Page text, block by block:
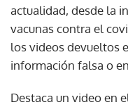
actualidad, desde la
vacunas contra el
los videos devueltos
información falsa o
Destaca un video en